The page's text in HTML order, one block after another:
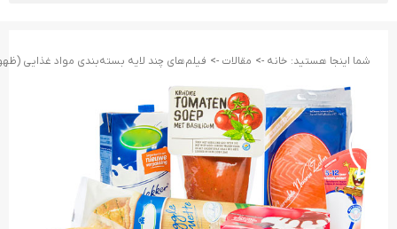
شما اینجا هستید: خانه -> مقالات -> فیلم‌های چند لایه بسته‌بندی مواد غذایی